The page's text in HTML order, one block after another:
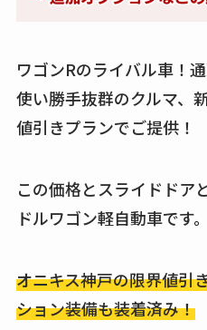
ワゴンRのライバル車！
使い勝手抜群のクルマ、
値引きプランでご提供！
この価格とスライドドア
ドルワゴン軽自動車です。
オニキス神戸の限界値引
ション装備も装着済み！